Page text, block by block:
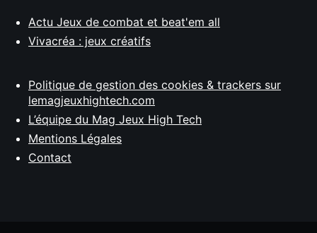
Actu Jeux de combat et beat'em all
Vivacréa : jeux créatifs
Politique de gestion des cookies & trackers sur
lemagjeuxhightech.com
L’équipe du Mag Jeux High Tech
Mentions Légales
Contact